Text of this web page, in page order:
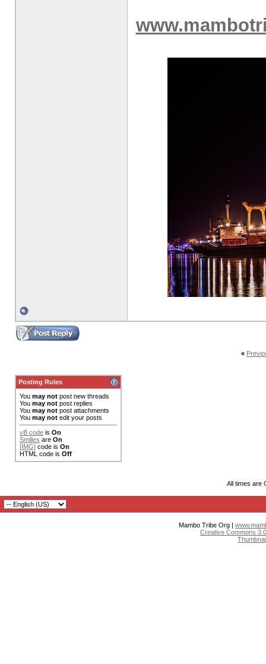
«
Posting Rules
You may not post new threads
You may not post replies
You may not post attachments
You may not edit your posts
vB code is On
Smilies are On
[IMG] code is On
HTML code is Off
All times are
Mambo Tribe Org |
Creative Commons